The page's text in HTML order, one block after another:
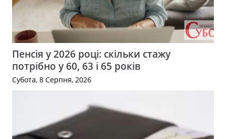
Пенсія у 2026 році: скільки стажу
потрібно у 60, 63 і 65 років
Субота, 8 Серпня, 2026